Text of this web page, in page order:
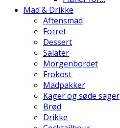
Mad & Drikke
Aftensmad
Forret
Dessert
Salater
Morgenbordet
Frokost
Madpakker
Kager og søde sager
Brød
Drikke